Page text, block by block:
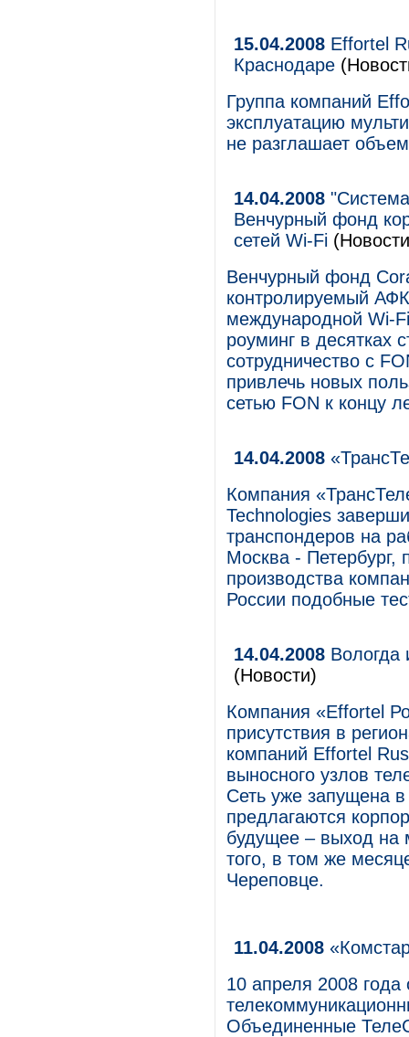
15.04.2008 Effortel
Краснодаре
Группа компаний
эксплуатацию
не разглашает
14.04.2008
Венчурный фонд
сетей Wi-Fi
Венчурный фонд
контролируемый
международной Wi-
роуминг в десятках
сотрудничество с
привлечь новых
сетью FON к концу
14.04.2008
Компания
Technologies
транспондеров на
Москва - Петербург,
производства
России подобные
14.04.2008 Вологда
(Новости)
Компания «Effortel
присутствия в
компаний Effortel
выносного узлов
Сеть уже запущена
предлагаются
будущее – выход на
того, в том же
Череповце.
11.04.2008
10 апреля 2008 года
Объединенные